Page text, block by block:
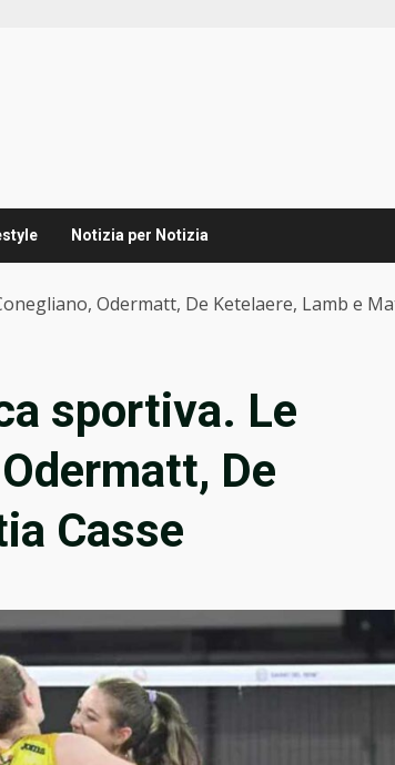
Notizia per Notizia
Odermatt, De Ketelaere, Lamb e
sportiva. Le
De
Casse